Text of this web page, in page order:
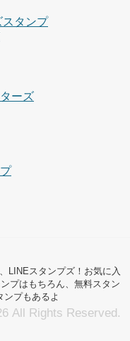
スタンプ
ーズ
LINEスタンプズ！お気に入
プはもちろん、無料スタン
ンプもあるよ
All Rights Reserved.